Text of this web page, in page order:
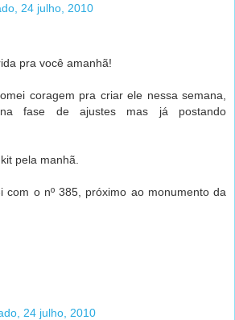
24 julho, 2010
pra você amanhã!
coragem pra criar ele nessa semana,
fase de ajustes mas já postando
pela manhã.
com o nº 385, próximo ao monumento da
24 julho, 2010